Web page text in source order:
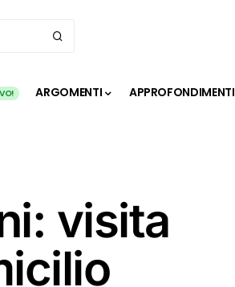
ARGOMENTI APPROFONDIMENTI
visita